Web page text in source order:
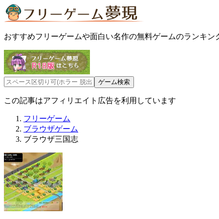
おすすめフリーゲームや面白い名作の無料ゲームのランキン
この記事はアフィリエイト広告を利用しています
フリーゲーム
ブラウザゲーム
ブラウザ三国志